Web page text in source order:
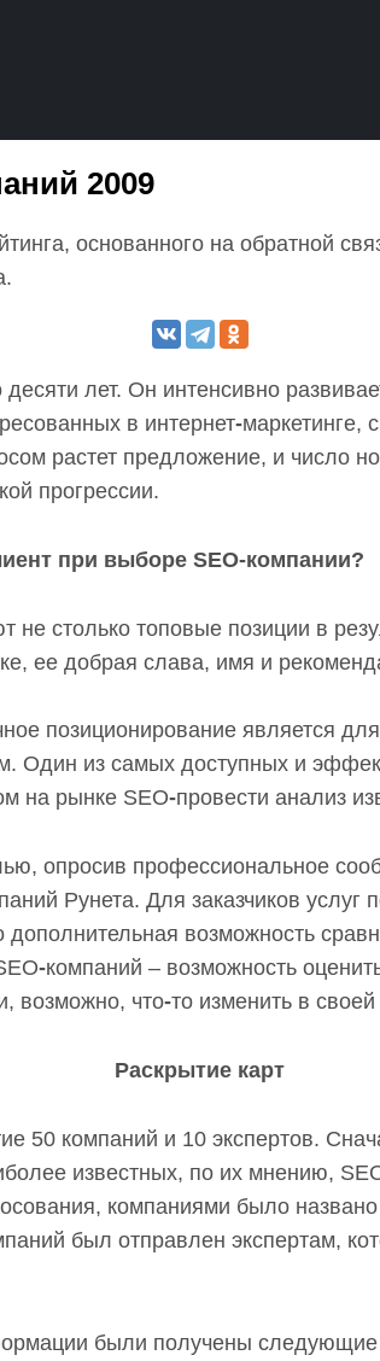
2009
основанного на обратной
десяти лет. Он интенсивно
в интернет-маркетинге,
растет предложение, и число
прогрессии.
при выборе SEO-компании?
не столько топовые позиции в
ее добрая слава, имя и
позиционирование является
Один из самых доступных и
на рынке SEO-провести анализ
опросив профессиональное
Рунета. Для заказчиков услуг
возможность
-компаний – возможность
возможно, что-то изменить в
Раскрытие карт
50 компаний и 10 экспертов.
известных, по их мнению,
компаниями было
был отправлен экспертам,
были получены следующие